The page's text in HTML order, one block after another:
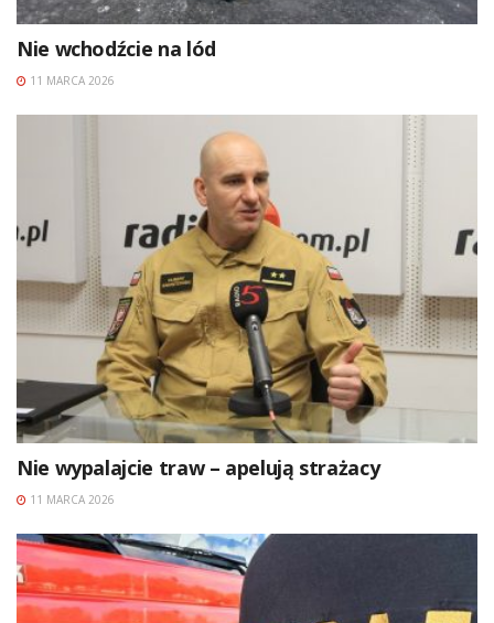
Nie wchodźcie na lód
11 MARCA 2026
Nie wypalajcie traw – apelują strażacy
11 MARCA 2026